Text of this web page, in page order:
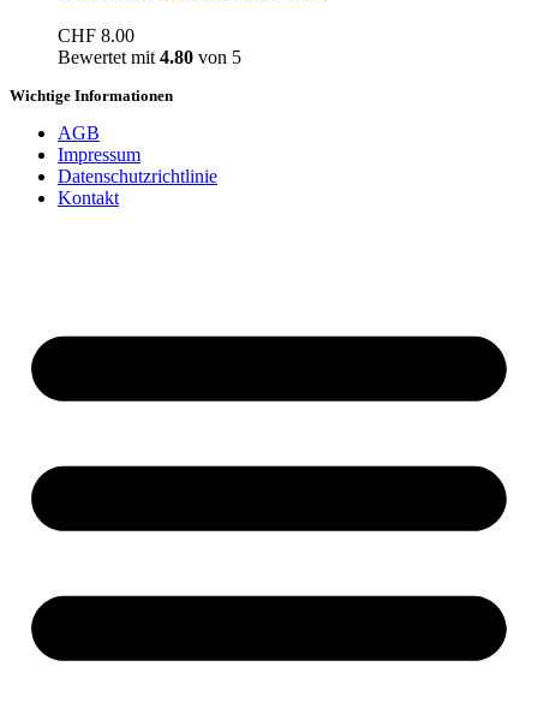
CHF 8.00
Bewertet mit 4.80 von 5
Wichtige Informationen
AGB
Impressum
Datenschutzrichtlinie
Kontakt